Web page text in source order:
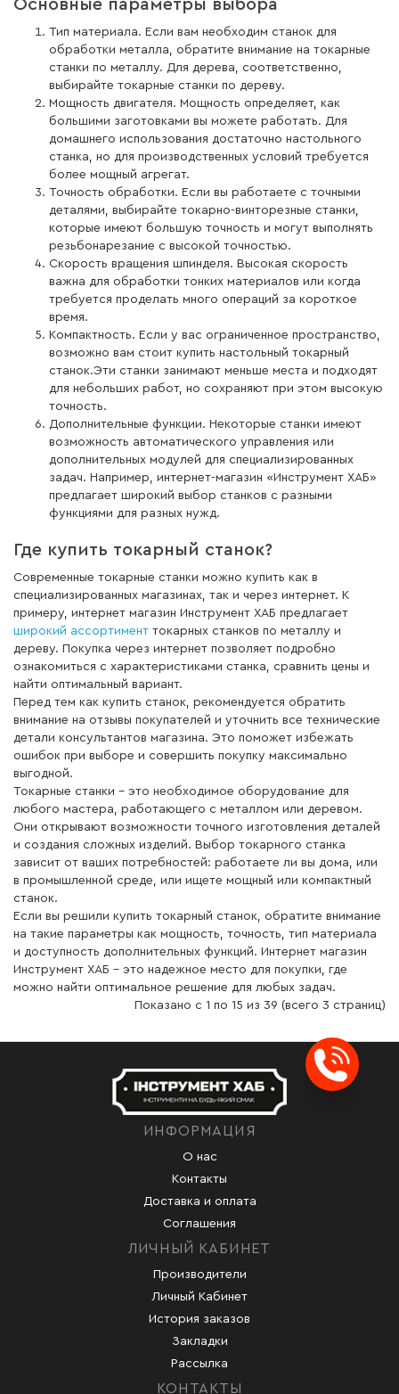
Основные параметры выбора
Тип материала. Если вам необходим станок для
обработки металла, обратите внимание на токарные
станки по металлу. Для дерева, соответственно,
выбирайте токарные станки по дереву.
Мощность двигателя. Мощность определяет, как
большими заготовками вы можете работать. Для
домашнего использования достаточно настольного
станка, но для производственных условий требуется
более мощный агрегат.
Точность обработки. Если вы работаете с точными
деталями, выбирайте токарно-винторезные станки,
которые имеют большую точность и могут выполнять
резьбонарезание с высокой точностью.
Скорость вращения шпинделя. Высокая скорость
важна для обработки тонких материалов или когда
требуется проделать много операций за короткое
время.
Компактность. Если у вас ограниченное пространство,
возможно вам стоит купить настольный токарный
станок.Эти станки занимают меньше места и подходят
для небольших работ, но сохраняют при этом высокую
точность.
Дополнительные функции. Некоторые станки имеют
возможность автоматического управления или
дополнительных модулей для специализированных
задач. Например, интернет-магазин «Инструмент ХАБ»
предлагает широкий выбор станков с разными
функциями для разных нужд.
Где купить токарный станок?
Современные токарные станки можно купить как в
специализированных магазинах, так и через интернет. К
примеру, интернет магазин Инструмент ХАБ предлагает
широкий ассортимент токарных станков по металлу и
дереву. Покупка через интернет позволяет подробно
ознакомиться с характеристиками станка, сравнить цены и
найти оптимальный вариант.
Перед тем как купить станок, рекомендуется обратить
внимание на отзывы покупателей и уточнить все технические
детали консультантов магазина. Это поможет избежать
ошибок при выборе и совершить покупку максимально
выгодной.
Токарные станки – это необходимое оборудование для
любого мастера, работающего с металлом или деревом.
Они открывают возможности точного изготовления деталей
и создания сложных изделий. Выбор токарного станка
зависит от ваших потребностей: работаете ли вы дома, или
в промышленной среде, или ищете мощный или компактный
станок.
Если вы решили купить токарный станок, обратите внимание
на такие параметры как мощность, точность, тип материала
и доступность дополнительных функций. Интернет магазин
Инструмент ХАБ – это надежное место для покупки, где
можно найти оптимальное решение для любых задач.
Показано с 1 по 15 из 39 (всего 3 страниц)
ИНФОРМАЦИЯ
О нас
Контакты
Доставка и оплата
Соглашения
ЛИЧНЫЙ КАБИНЕТ
Производители
Личный Кабинет
История заказов
Закладки
Рассылка
КОНТАКТЫ